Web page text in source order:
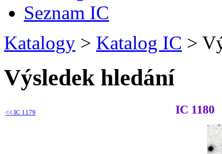
Seznam IC
Katalogy > Katalog IC >
Výsledek hledání
<< IC 1179 IC 1180